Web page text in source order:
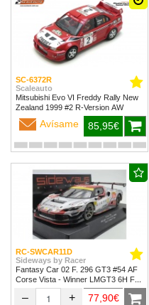
SC-6372R
Scaleauto
Mitsubishi Evo VI Freddy Rally New
Zealand 1999 #2 R-Version AW
Avísame 85,95€
RC-SWCAR11D
Sideways by Racer
Fantasy Car 02 F. 296 GT3 #54 AF
Corse Vista - Winner LMGT3 6H Fuji
– + 77,90€